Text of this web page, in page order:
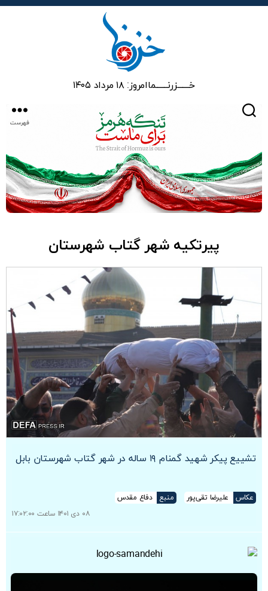
خـــــــزرنـــــــماامروز: ۱۸ مرداد ۱۴۰۵
فهرست
پیرتکیه شهر گتاب شهرستان
تشییع پیکر شهید گمنام ۱۹ ساله در شهر گتاب شهرستان بابل
عکاس علیرضا تقی‌پور منبع
دفاع مقدس
۰۸ دی ۱۴۰۱ ساعت ۱۷:۰۲:۰۰